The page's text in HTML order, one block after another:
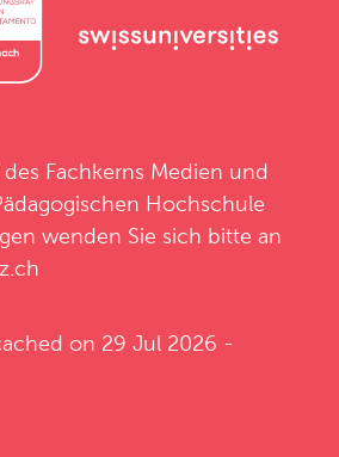
Fachkerns Medien und
Hochschule
wenden Sie sich bitte an
on 29 Jul 2026 -